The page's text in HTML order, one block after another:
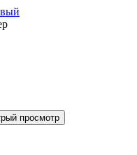
просмотр